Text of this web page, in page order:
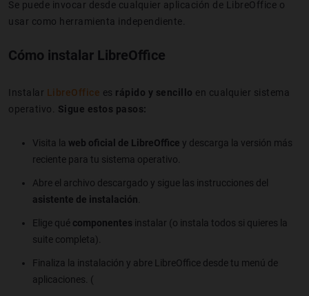
Se puede invocar desde cualquier aplicación de LibreOffice o
usar como herramienta independiente.
Cómo instalar LibreOffice
Instalar LibreOffice es rápido y sencillo en cualquier sistema
operativo.
Sigue estos pasos:
Visita la web oficial de LibreOffice y descarga la versión más
reciente para tu sistema operativo.
Abre el archivo descargado y sigue las instrucciones del
asistente de instalación
Elige qué componentes instalar (o instala todos si quieres la
suite completa).
Finaliza la instalación y abre LibreOffice desde tu menú de
aplicaciones. (